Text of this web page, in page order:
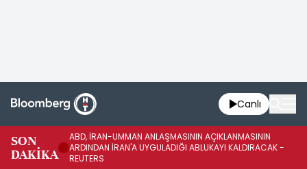
Canlı
SON
DAKİKA
ABD, İRAN-UMMAN ANLAŞMASININ AÇIKLANMASININ
ARDINDAN İRAN'A UYGULADIĞI ABLUKAYI KALDIRACAK -
REUTERS